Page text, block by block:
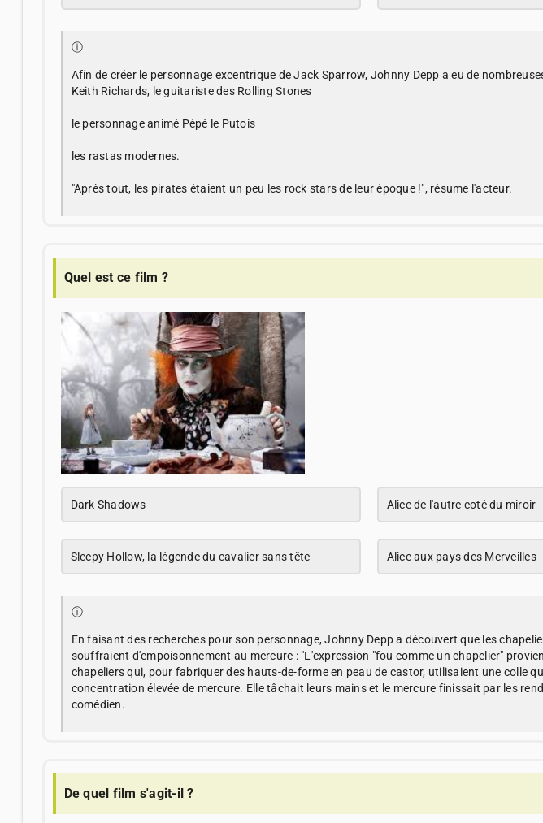
ⓘ
Afin de créer le personnage excentrique de Jack Sparrow, Johnny Depp a eu de
Keith Richards, le guitariste des Rolling Stones
le personnage animé Pépé le Putois
les rastas modernes.
"Après tout, les pirates étaient un peu les rock stars de leur époque !", résume l'acteur.
Quel est ce film ?
Dark Shadows Alice de l'autre coté du miroir
Sleepy Hollow, la légende du cavalier sans tête Alice aux pays des Merveilles
ⓘ
En faisant des recherches pour son personnage, Johnny Depp a découvert que les
souffraient d'empoisonnement au mercure : "L'expression "fou comme un chapelier"
chapeliers qui, pour fabriquer des hauts-de-forme en peau de castor, utilisaient une colle
concentration élevée de mercure. Elle tâchait leurs mains et le mercure finissait par les
comédien.
De quel film s'agit-il ?